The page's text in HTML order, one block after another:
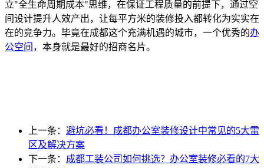
立"全生命周期成本"思维，在保证工程质量的前提下，通过空
间设计提升人效产出，让每平方米的装修投入都转化为实实在
在的竞争力。毕竟在成都这个充满机遇的城市，一个优秀的办
公空间 ，本身就是最好的招商名片。
上一条： 避坑必看！成都办公室装修设计中常见的5大雷
区及解决方案
下一条： 成都工装公司如何挑选？办公室装修必看的7大